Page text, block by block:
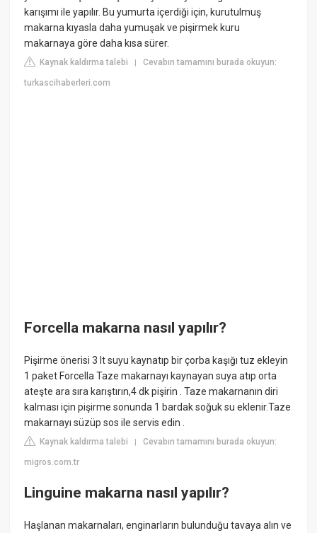
karışımı ile yapılır. Bu yumurta içerdiği için, kurutulmuş
makarna kıyasla daha yumuşak ve pişirmek kuru
makarnaya göre daha kısa sürer.
Kaynak kaldırma talebi |Cevabın tamamını burada okuyun:
turkascihaberleri.com
Forcella makarna nasıl yapılır?
Pişirme önerisi 3 lt suyu kaynatıp bir çorba kaşığı tuz ekleyin
1 paket Forcella Taze makarnayı kaynayan suya atıp orta
ateşte ara sıra karıştırın,4 dk pişirin . Taze makarnanın diri
kalması için pişirme sonunda 1 bardak soğuk su eklenir.Taze
makarnayı süzüp sos ile servis edin .
Kaynak kaldırma talebi |Cevabın tamamını burada okuyun:
migros.com.tr
Linguine makarna nasıl yapılır?
Haşlanan makarnaları, enginarların bulunduğu tavaya alın ve